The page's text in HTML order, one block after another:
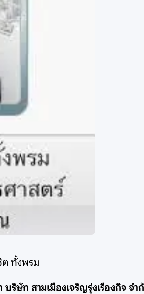
ต ทั้งพรม
ษัท สามเมืองเจริญรุ่งเรืองกิจ จ